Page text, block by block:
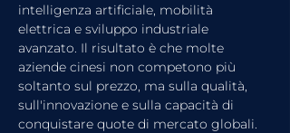
intelligenza artificiale, mobilità
elettrica e sviluppo industriale
avanzato. Il risultato è che molte
aziende cinesi non competono più
soltanto sul prezzo, ma sulla qualità,
sull'innovazione e sulla capacità di
conquistare quote di mercato globali.